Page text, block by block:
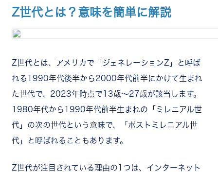
Z世代とは？意味を簡単に解説
Z世代とは、アメリカで「ジェネレーションZ」と呼ば
れる1990年代後半から2000年代前半にかけて生まれ
た世代で、2023年時点で13歳～27歳が該当します。
1980年代から1990年代前半生まれの「ミレニアル世
代」の次の世代という意味で、「ポストミレニアル世
代」と呼ばれることもあります。
Z世代が注目されている理由の1つは、インターネット